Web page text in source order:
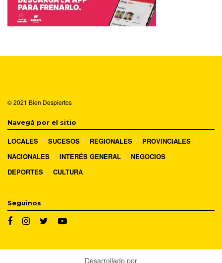
© 2021 Bien Despiertos
Navegá por el sitio
LOCALES SUCESOS REGIONALES
PROVINCIALES
NACIONALES
INTERÉS GENERAL
NEGOCIOS
DEPORTES
CULTURA
Seguinos
Desarrollado por